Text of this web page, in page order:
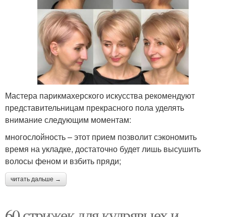
Мастера парикмахерского искусства рекомендуют
представительницам прекрасного пола уделять
внимание следующим моментам:
многослойность – этот прием позволит сэкономить
время на укладке, достаточно будет лишь высушить
волосы феном и взбить пряди;
читать дальше →